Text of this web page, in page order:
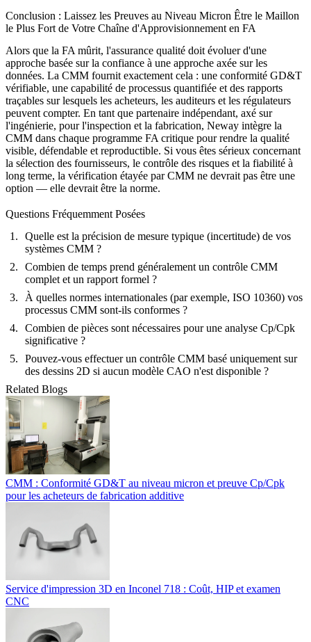
Conclusion : Laissez les Preuves au Niveau Micron Être le Maillon
le Plus Fort de Votre Chaîne d'Approvisionnement en FA
Alors que la FA mûrit, l'assurance qualité doit évoluer d'une
approche basée sur la confiance à une approche axée sur les
données. La CMM fournit exactement cela : une conformité GD&T
vérifiable, une capabilité de processus quantifiée et des rapports
traçables sur lesquels les acheteurs, les auditeurs et les régulateurs
peuvent compter. En tant que partenaire indépendant, axé sur
l'ingénierie, pour l'inspection et la fabrication, Neway intègre la
CMM dans chaque programme FA critique pour rendre la qualité
visible, défendable et reproductible. Si vous êtes sérieux concernant
la sélection des fournisseurs, le contrôle des risques et la fiabilité à
long terme, la vérification étayée par CMM ne devrait pas être une
option — elle devrait être la norme.
Questions Fréquemment Posées
Quelle est la précision de mesure typique (incertitude) de vos
systèmes CMM ?
Combien de temps prend généralement un contrôle CMM
complet et un rapport formel ?
À quelles normes internationales (par exemple, ISO 10360) vos
processus CMM sont-ils conformes ?
Combien de pièces sont nécessaires pour une analyse Cp/Cpk
significative ?
Pouvez-vous effectuer un contrôle CMM basé uniquement sur
des dessins 2D si aucun modèle CAO n'est disponible ?
Related Blogs
CMM : Conformité GD&T au niveau micron et preuve Cp/Cpk
pour les acheteurs de fabrication additive
Service d'impression 3D en Inconel 718 : Coût, HIP et examen
CNC